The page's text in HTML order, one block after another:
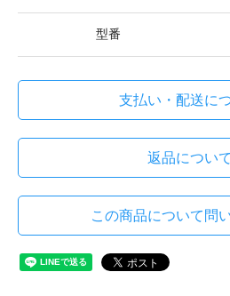
型番
支払い・配送に
返品について
この商品について問